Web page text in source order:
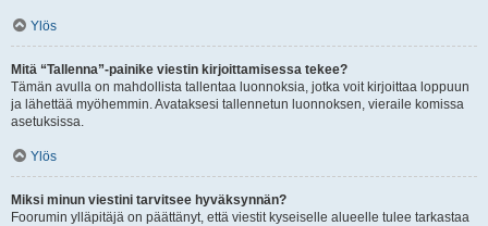
Ylös
Mitä “Tallenna”-painike viestin kirjoittamisessa tekee?
Tämän avulla on mahdollista tallentaa luonnoksia, jotka voit kirjoittaa loppuun
ja lähettää myöhemmin. Avataksesi tallennetun luonnoksen, vieraile komissa
asetuksissa.
Ylös
Miksi minun viestini tarvitsee hyväksynnän?
Foorumin ylläpitäjä on päättänyt, että viestit kyseiselle alueelle tulee tarkastaa